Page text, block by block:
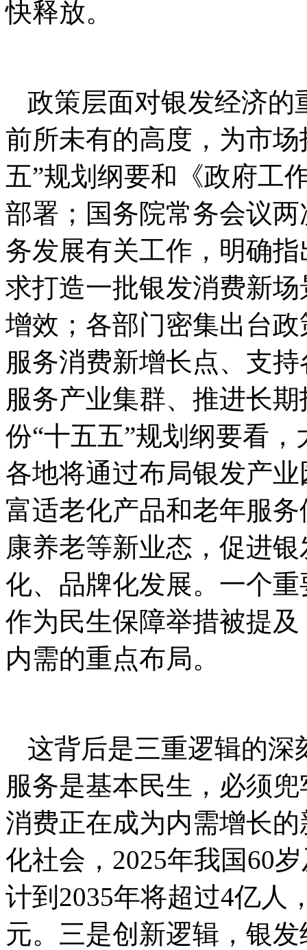
快释放。
政策层面对银发经济的
前所未有的高度，为市
五”规划纲要和《政府工
部署；国务院常务会议
务发展有关工作，明确
求打造一批银发消费新
增效；各部门密集出台
服务消费新增长点、支
服务产业集群、推进长
份“十五五”规划纲要看
各地将通过布局银发产
富适老化产品和老年服
康养老等新业态，促进
化、品牌化发展。一个
作为民生保障举措被提
内需的重点布局。
这背后是三重逻辑的深
服务是基本民生，必须
消费正在成为内需增长
化社会，2025年我国60
计到2035年将超过4亿人
元。三是创新逻辑，银